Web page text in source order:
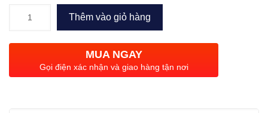
đứng
cấp
Thêm vào giỏ hàng
MUA NGAY
Gọi điện xác nhận và giao hàng tận nơi